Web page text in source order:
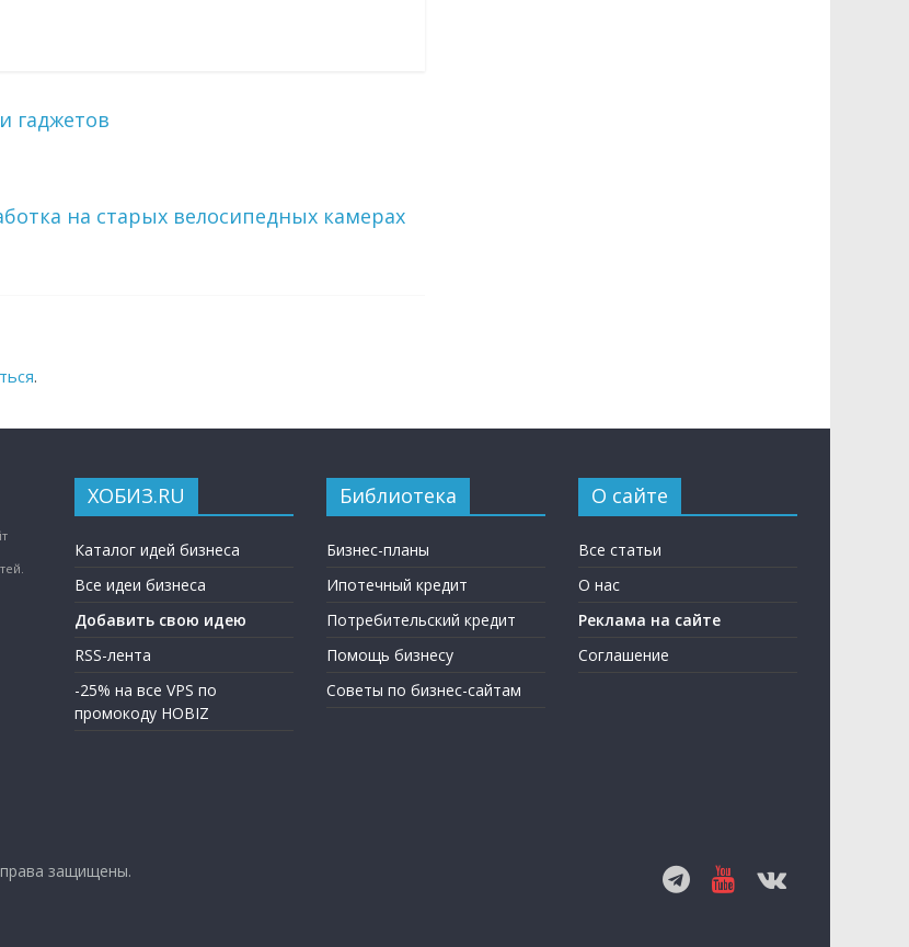
гаджетов
на старых велосипедных камерах
.
ХОБИЗ.RU
Каталог идей бизнеса
Все идеи бизнеса
Добавить свою идею
RSS-лента
-25% на все VPS по
промокоду HOBIZ
Библиотека
Бизнес-планы
Ипотечный кредит
Потребительский кредит
Помощь бизнесу
Советы по бизнес-сайтам
О сайте
Все статьи
О нас
Реклама на сайте
Соглашение
защищены.